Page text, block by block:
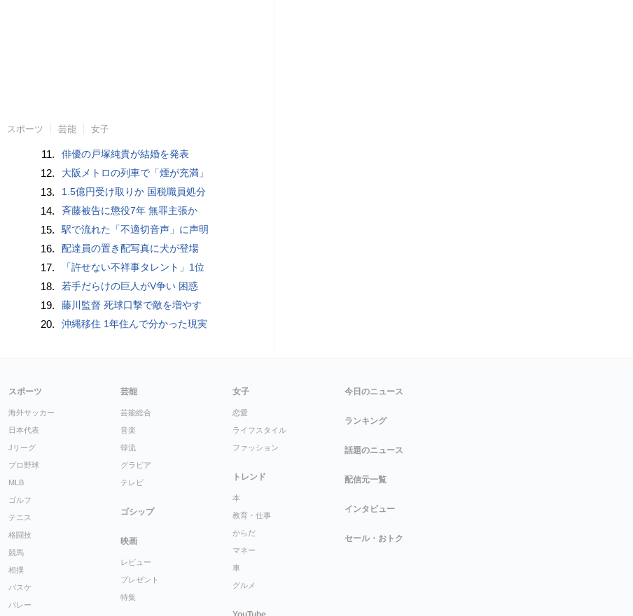
スポーツ 芸能 女子
11. 俳優の戸塚純貴が結婚を発表
12. 大阪メトロの列車で「煙が充満」
13. 1.5億円受け取りか 国税職員処分
14. 斉藤被告に懲役7年 無罪主張か
15. 駅で流れた「不適切音声」に声明
16. 配達員の置き配写真に犬が登場
17. 「許せない不祥事タレント」1位
18. 若手だらけの巨人がV争い 困惑
19. 藤川監督 死球口撃で敵を増やす
20. 沖縄移住 1年住んで分かった現実
スポーツ
海外サッカー
日本代表
Jリーグ
プロ野球
MLB
ゴルフ
テニス
格闘技
競馬
相撲
バスケ
バレー
芸能
芸能総合
音楽
韓流
グラビア
テレビ
ゴシップ
映画
レビュー
プレゼント
特集
女子
恋愛
ライフスタイル
ファッション
トレンド
本
教育・仕事
からだ
マネー
車
グルメ
今日のニュース
ランキング
話題のニュース
配信元一覧
インタビュー
セール・おトク